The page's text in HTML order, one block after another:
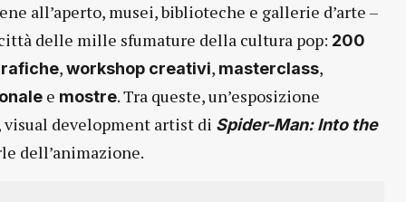
all’aperto, musei, biblioteche e gallerie d’arte –
delle mille sfumature della cultura pop: 200
,workshop creativi, masterclass,
e mostre. Tra queste, un’esposizione
visual development artist di Spider-Man: Into the
dell’animazione.